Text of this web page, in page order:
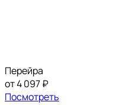
Перейра
от 4 097 ₽
Посмотреть